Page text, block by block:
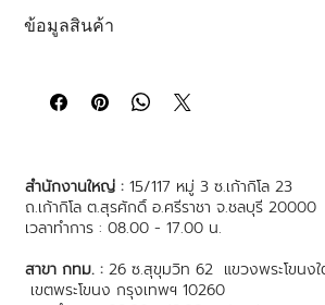
การให้ข้อมูลอย่างชัดเจนเกี่ยวกับ
เยี่ยมในการสร้างความไว้วางใจและรับรองกับลูก
หากไม่พอใจสินค้าที่ซื้อไป
ขั้นตอนไม่ยุ่งยาก
การให้ข้อมูลเกี่ยวกับนโยบายคืนและเปลี่ยนสินค้
การที่ดีเยี่ยมในการสร้างความเชื่อมั่นให้กับลูกค้
สินค้าจากคุณได้อย่างมั่นใจ
ข้อมูลสินค้า
ขนาด วัสดุ การดูแลรักษา
คุณสามารถใช้พื้นที่นี้เพื่อเน้นย้ำถึงสิ่งที่ทำให้สิน
สำนักงานใหญ่ :15/117 หมู่ 3 ซ.เก้ากิโล 23
ถ.เก้ากิโล ต.สุรศักดิ์ อ.ศรีราชา จ.ชลบุรี 20000
เวลาทำการ : 08.00 - 17.00 น.
สาขา กทม. : 26 ซ.สุขุมวิท 62 แขวงพระโขนง
เขตพระโขนง กรุงเทพฯ 10260